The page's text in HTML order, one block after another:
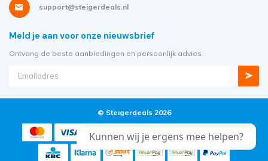
support@steigerdeals.nl
Meld je aan voor onze nieuwsbrief
Ontvang de beste aanbiedingen en persoonlijk advies.
© Steigerdeals 2026
Kunnen wij je ergens mee helpen?